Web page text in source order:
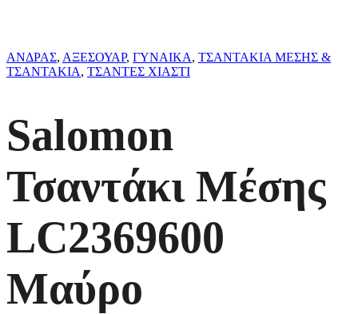
ΑΝΔΡΑΣ, ΑΞΕΣΟΥΑΡ, ΓΥΝΑΙΚΑ, ΤΣΑΝΤΑΚΙΑ ΜΕΣΗΣ &
ΤΣΑΝΤΑΚΙΑ, ΤΣΑΝΤΕΣ ΧΙΑΣΤΙ
Salomon
Τσαντάκι Μέσης
LC2369600
Μαύρο